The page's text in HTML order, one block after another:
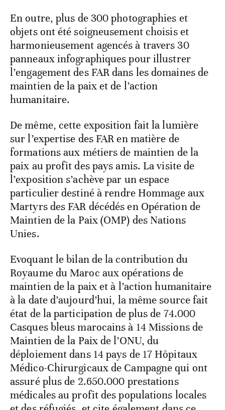
En outre, plus de 300 photographies et
objets ont été soigneusement choisis et
harmonieusement agencés à travers 30
panneaux infographiques pour illustrer
l’engagement des FAR dans les domaines de
maintien de la paix et de l’action
humanitaire.
De même, cette exposition fait la lumière
sur l’expertise des FAR en matière de
formations aux métiers de maintien de la
paix au profit des pays amis. La visite de
l’exposition s’achève par un espace
particulier destiné à rendre Hommage aux
Martyrs des FAR décédés en Opération de
Maintien de la Paix (OMP) des Nations
Unies.
Evoquant le bilan de la contribution du
Royaume du Maroc aux opérations de
maintien de la paix et à l’action humanitaire
à la date d’aujourd’hui, la même source fait
état de la participation de plus de 74.000
Casques bleus marocains à 14 Missions de
Maintien de la Paix de l’ONU, du
déploiement dans 14 pays de 17 Hôpitaux
Médico-Chirurgicaux de Campagne qui ont
assuré plus de 2.650.000 prestations
médicales au profit des populations locales